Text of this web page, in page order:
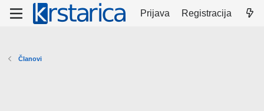
Prijava Registracija
Članovi